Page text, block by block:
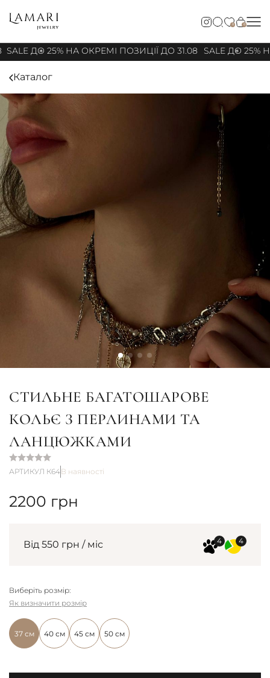
0 0
SALE ДО 25% НА ОКРЕМІ ПОЗИЦІЇ ДО 31.08 SALE ДО 25%
Каталог
СТИЛЬНЕ БАГАТОШАРОВЕ
КОЛЬЄ З ПЕРЛИНАМИ ТА
ЛАНЦЮЖКАМИ
АРТИКУЛ К64В наявності
2200 грн
Від 550 грн / міс
Виберіть розмір:
37 см 40 см 45 см 50 см
Як визначити розмір